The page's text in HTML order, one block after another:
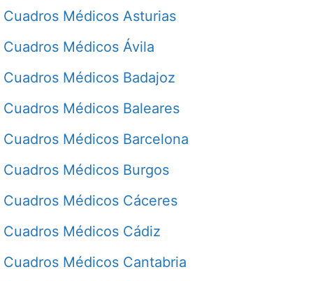
Cuadros Médicos Asturias
Cuadros Médicos Ávila
Cuadros Médicos Badajoz
Cuadros Médicos Baleares
Cuadros Médicos Barcelona
Cuadros Médicos Burgos
Cuadros Médicos Cáceres
Cuadros Médicos Cádiz
Cuadros Médicos Cantabria